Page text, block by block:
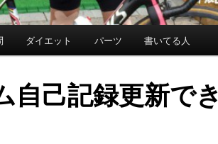
ダイエット パーツ 書いてる人
自己記録更新でき